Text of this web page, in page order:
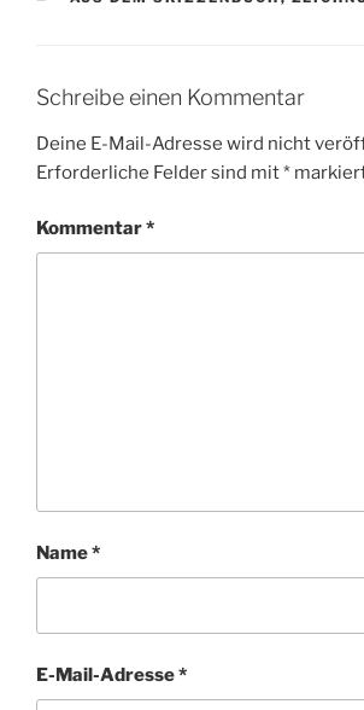
Schreibe einen Kommentar
Deine E-Mail-Adresse wird nicht
Erforderliche Felder sind mit*
Kommentar*
Name*
E-Mail-Adresse*